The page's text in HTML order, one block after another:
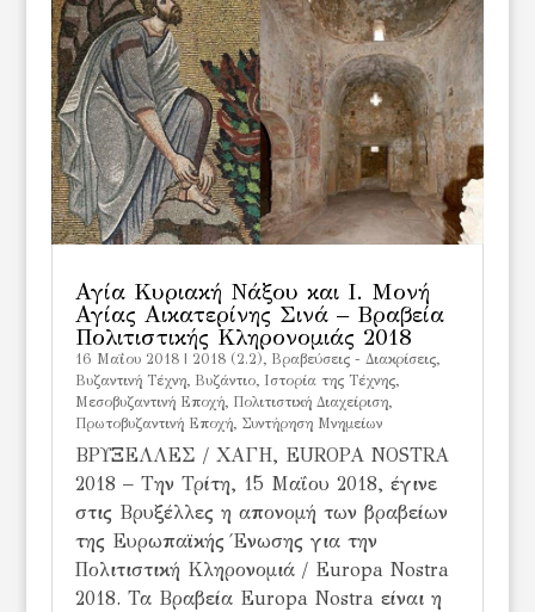
Αγία Κυριακή Νάξου και Ι. Μονή
Αγίας Αικατερίνης Σινά – Βραβεία
Πολιτιστικής Κληρονομιάς 2018
16 Μαΐου 2018| 2018 (2.2), Βραβεύσεις - Διακρίσεις,
Βυζαντινή Τέχνη, Βυζάντιο, Ιστορία της Τέχνης,
Μεσοβυζαντινή Εποχή, Πολιτιστική Διαχείριση,
Πρωτοβυζαντινή Εποχή, Συντήρηση Μνημείων
ΒΡΥΞΕΛΛΕΣ / ΧΑΓΗ, EUROPA NOSTRA
2018 – Την Τρίτη, 15 Μαΐου 2018, έγινε
στις Βρυξέλλες η απονομή των βραβείων
της Ευρωπαϊκής Ένωσης για την
Πολιτιστική Κληρονομιά / Europa Nostra
2018. Τα Βραβεία Europa Nostra είναι η